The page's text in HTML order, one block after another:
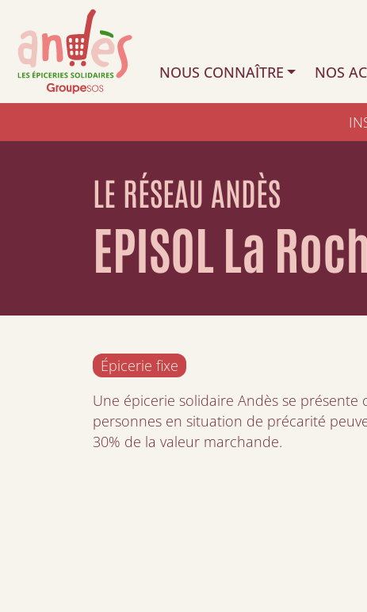
NOUS CONNAÎTRE
NOS
LE RÉSEAU ANDÈS
EPISOL La
Épicerie fixe
Une épicerie solidaire Andès se
personnes en situation de précarité
30% de la valeur marchande.